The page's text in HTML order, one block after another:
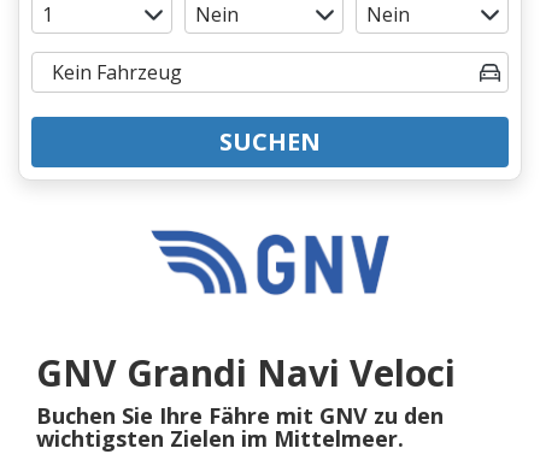
SUCHEN
GNV Grandi Navi Veloci
Buchen Sie Ihre Fähre mit GNV zu den
wichtigsten Zielen im Mittelmeer.